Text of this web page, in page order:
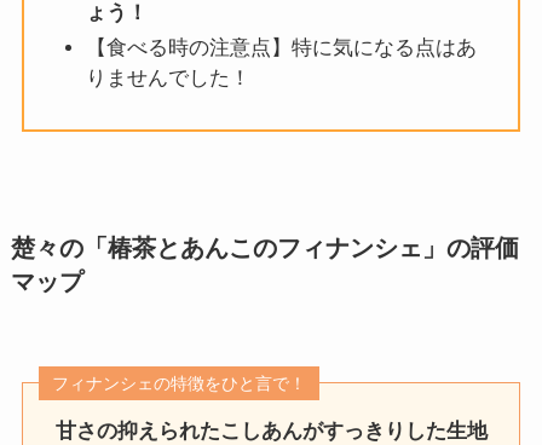
ょう！
【食べる時の注意点】特に気になる点はあ
りませんでした！
楚々の「椿茶とあんこのフィナンシェ」の評価
マップ
フィナンシェの特徴をひと言で！
甘さの抑えられたこしあんがすっきりした生地